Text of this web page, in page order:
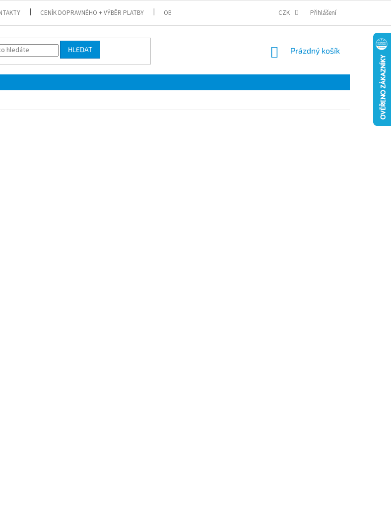
CENÍK DOPRAVNÉHO + VÝBĚR PLATBY OBCHODNÍ PODMÍNKY PODMÍNKY OCHRANY OSOBNÍCH ÚDAJŮ
CZK Přihlášení
HLEDAT
NÁKUPNÍ
Prázdný košík